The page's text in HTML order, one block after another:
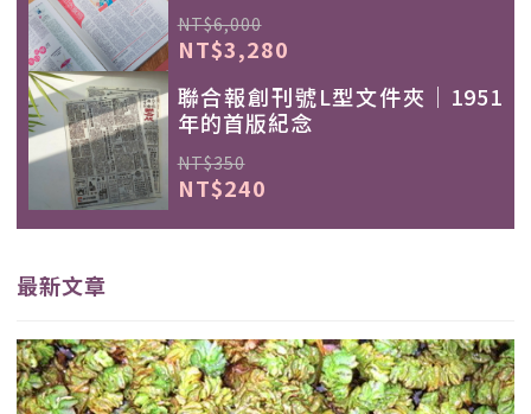
NT$6,000
NT$3,280
聯合報創刊號L型文件夾｜1951
年的首版紀念
NT$350
NT$240
最新文章